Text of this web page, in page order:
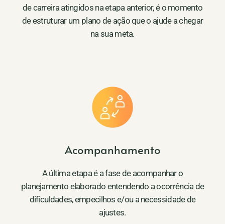
de carreira atingidos na etapa anterior, é o momento
de estruturar um plano de ação que o ajude a chegar
na sua meta.
Acompanhamento
A última etapa é a fase de acompanhar o
planejamento elaborado entendendo a ocorrência de
dificuldades, empecilhos e/ou a necessidade de
ajustes.